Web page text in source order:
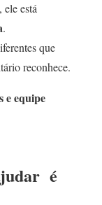
está
.
que
reconhece.
e equipe
é